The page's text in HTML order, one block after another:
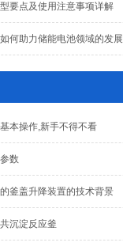
要点及使用注意事项详解
何助力储能电池领域的发展
本操作,新手不得不看
数
釜盖升降装置的技术背景
沉淀反应釜